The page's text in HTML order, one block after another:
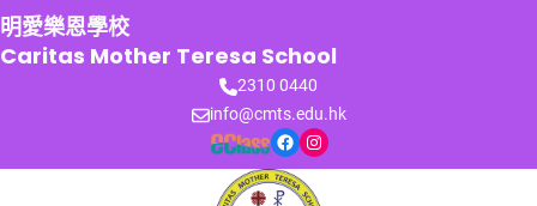
跳
至
主
明愛樂恩學校
Caritas Mother Teresa School
2310 0440
info@cmts.edu.hk
Facebook Instagram